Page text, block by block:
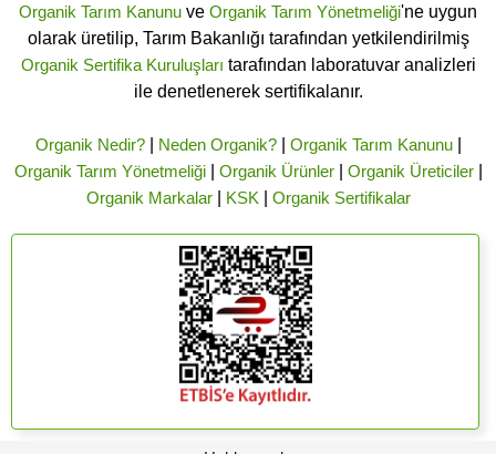
Organik Tarım Kanunu ve Organik Tarım Yönetmeliği'ne uygun
olarak üretilip, Tarım Bakanlığı tarafından yetkilendirilmiş
Organik Sertifika Kuruluşları tarafından laboratuvar analizleri
ile denetlenerek sertifikalanır.
Organik Nedir?| Neden Organik?| Organik Tarım Kanunu|
Organik Tarım Yönetmeliği| Organik Ürünler| Organik Üreticiler|
Organik Markalar| KSK Organik Sertifikalar